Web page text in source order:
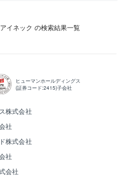
ります。
。
しながら、消費エネルギー
見える化し分析のもと、最適
設備の企画、実行 など..
”未来の街づくり提案”を積極的
問から耳を傾けていただきや
、街路灯などのLED照明の切
ドやカーシェアリングの拠点
しながら、消費エネルギー
見える化し分析のもと、最適
イネック の検索結果一覧
ヒューマンホールディングス
(証券コード:2415)子会社
株式会社
社
株式会社
社
会社